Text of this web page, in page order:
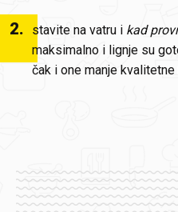
2. stavite na vatru i kad
maksimalno i lignje su
čak i one manje